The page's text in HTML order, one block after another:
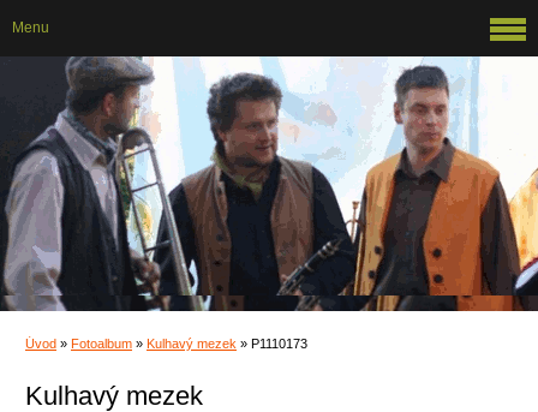
Úvod » Fotoalbum » Kulhavý mezek » P1110173
Kulhavý mezek
Menu